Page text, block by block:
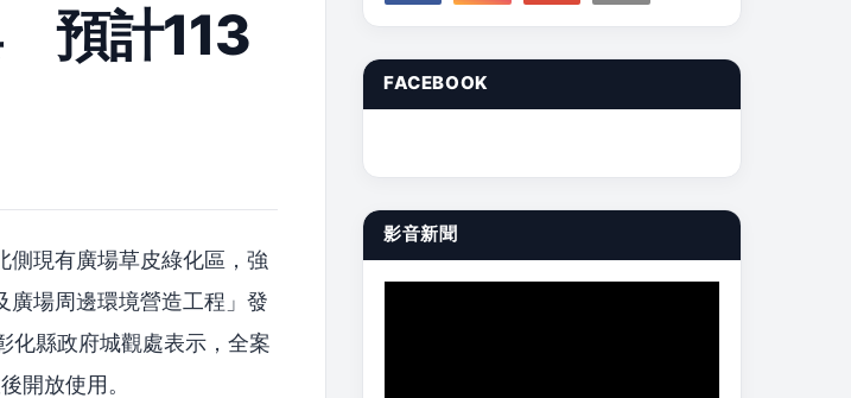
預計113
側現有廣場草皮綠化區，強
廣場周邊環境營造工程」發
化縣政府城觀處表示，全案
開放使用。
FACEBOOK
影音新聞